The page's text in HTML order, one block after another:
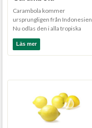
Carambola kommer
ursprungligen från Indonesien.
Nu odlas den i alla tropiska
länder. Växten är ett ca 10...
Läs mer